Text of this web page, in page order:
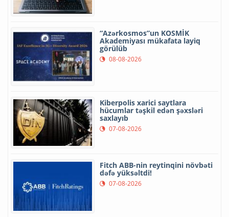
“Azərkosmos”un KOSMİK
Akademiyası mükafata layiq
görülüb
08-08-2026
Kiberpolis xarici saytlara
hücumlar təşkil edən şəxsləri
saxlayıb
07-08-2026
Fitch ABB-nin reytinqini növbəti
dəfə yüksəltdi!
07-08-2026